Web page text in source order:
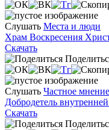
Слушать Места и люди
Храм Воскресения
Скачать
Слушать Частное мнение
Добродетель
Скачать